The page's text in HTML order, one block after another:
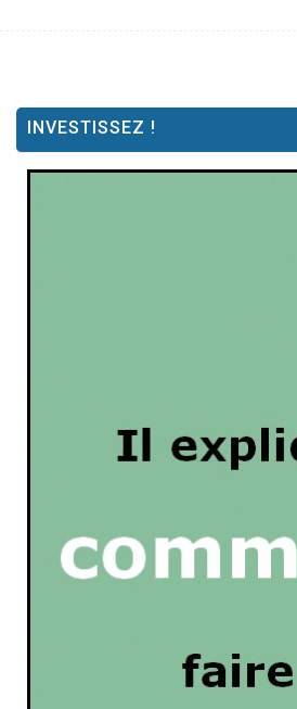
INVESTISSEZ !